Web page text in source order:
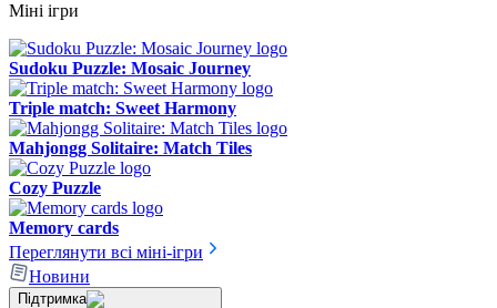
Міні ігри
Sudoku Puzzle: Mosaic Journey
Triple match: Sweet Harmony
Mahjongg Solitaire: Match Tiles
Cozy Puzzle
Memory cards
Переглянути всі міні-ігри
Новини
Підтримка